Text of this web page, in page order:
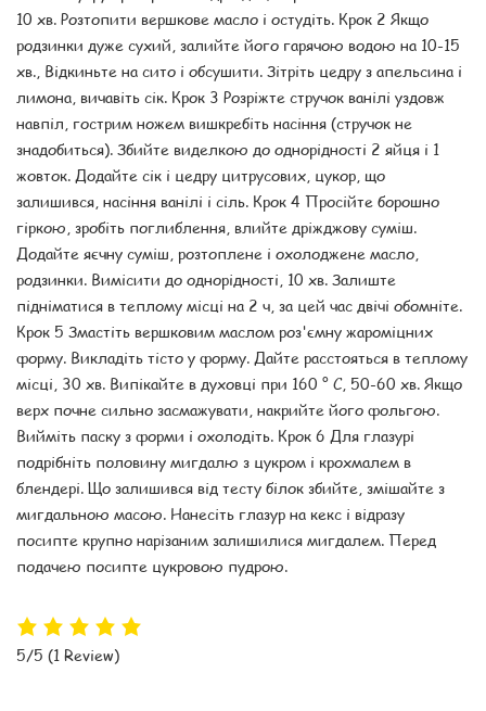
10 хв. Розтопити вершкове масло і остудіть. Крок 2 Якщо
родзинки дуже сухий, залийте його гарячою водою на 10-15
хв., Відкиньте на сито і обсушити. Зітріть цедру з апельсина і
лимона, вичавіть сік. Крок 3 Розріжте стручок ванілі уздовж
навпіл, гострим ножем вишкребіть насіння (стручок не
знадобиться). Збийте виделкою до однорідності 2 яйця і 1
жовток. Додайте сік і цедру цитрусових, цукор, що
залишився, насіння ванілі і сіль. Крок 4 Просійте борошно
гіркою, зробіть поглиблення, влийте дріжджову суміш.
Додайте яєчну суміш, розтоплене і охолоджене масло,
родзинки. Вимісити до однорідності, 10 хв. Залиште
підніматися в теплому місці на 2 ч, за цей час двічі обомніте.
Крок 5 Змастіть вершковим маслом роз'ємну жароміцних
форму. Викладіть тісто у форму. Дайте расстояться в теплому
місці, 30 хв. Випікайте в духовці при 160 ° С, 50-60 хв. Якщо
верх почне сильно засмажувати, накрийте його фольгою.
Вийміть паску з форми і охолодіть. Крок 6 Для глазурі
подрібніть половину мигдалю з цукром і крохмалем в
блендері. Що залишився від тесту білок збийте, змішайте з
мигдальною масою. Нанесіть глазур на кекс і відразу
посипте крупно нарізаним залишилися мигдалем. Перед
подачею посипте цукровою пудрою.
5/5 (1 Review)